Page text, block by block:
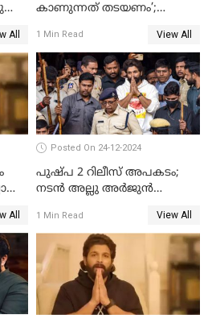
All
കാണുന്നത് തടയണം’;
മാതാപിതാക്കൾക്കൊപ്പം
കുട്ടികളുമെത്തുന്നു;
മുഖ്യമന്ത്രിക്ക് പരാതി നൽകി
കെപിസിസി അംഗം
1 Min Read View All
All
Posted On 24-12-2024
പുഷ്പ 2 റിലീസ് അപകടം;
നടന്‍ അല്ലു അര്‍ജുൻ
മുന്നിൽ ഹാജരായി
1 Min Read View All